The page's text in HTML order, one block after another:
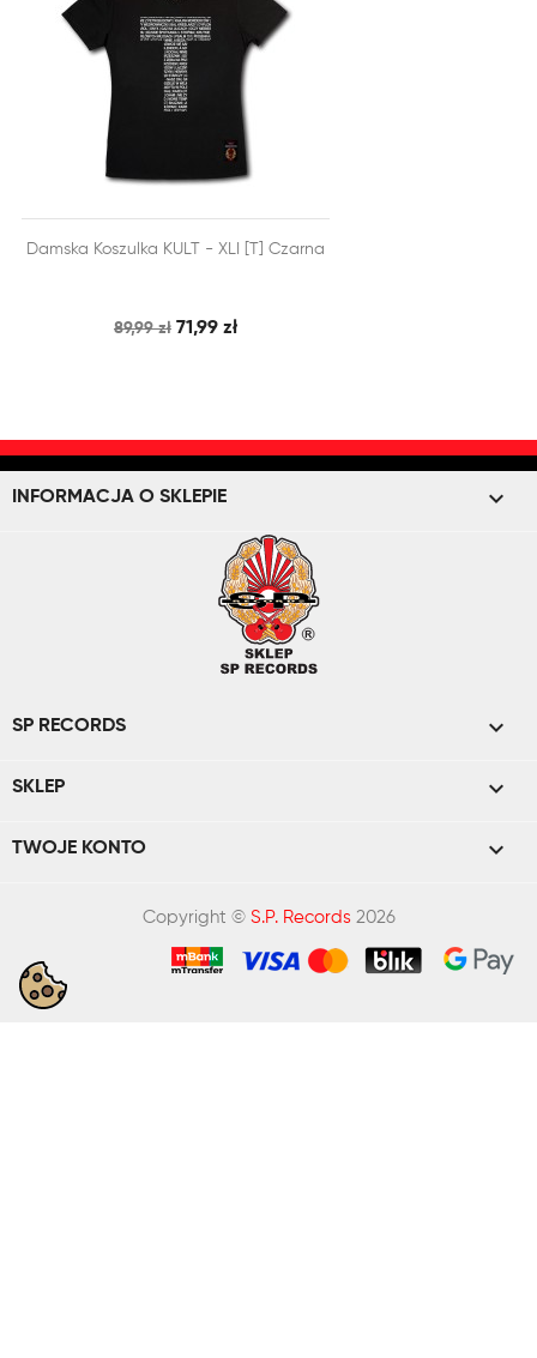
 DODAJ DO KOSZYKASZYBKI PODGLĄD
Damska Koszulka KULT - XLI [T] Czarna
89,99 zł 71,99 zł
INFORMACJA O SKLEPIE keyboard_arrow_down
SP RECORDS 
SKLEP 
TWOJE KONTO 
Copyright © S.P. Records2026